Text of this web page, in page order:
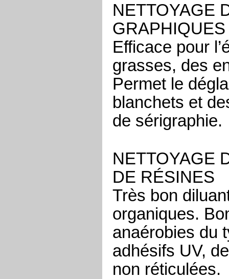
NETTOYAGE
Efficace pour
grasses, des
Permet le
blanchets et
de sérigraphie.
NETTOYAGE
DE RÉSINES
Très bon
organiques.
anaérobies du
adhésifs UV,
non réticulées.